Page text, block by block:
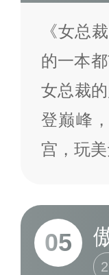
《女总
的一本
女总裁
登巅峰
宫，玩
05